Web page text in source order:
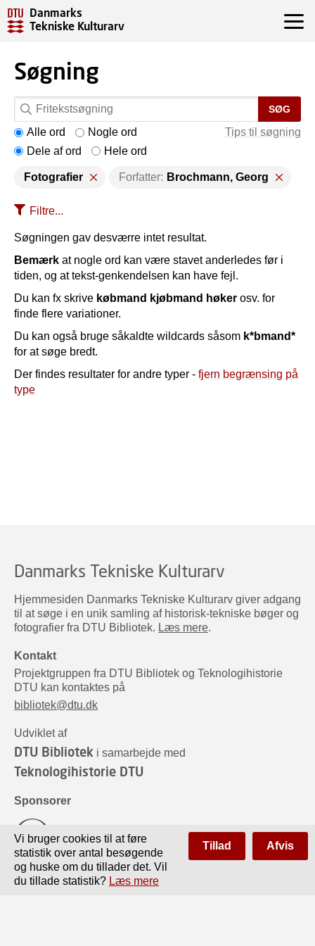
Danmarks
Tekniske Kulturarv
Søgning
SØG
Tips til søgning
Alle ord
Nogle ord
Dele af ord
Hele ord
Fotografier Forfatter: Brochmann, Georg
Filtre...
Søgningen gav desværre intet resultat.
Bemærk at nogle ord kan være stavet anderledes før i
tiden, og at tekst-genkendelsen kan have fejl.
Du kan fx skrive købmand kjøbmand høker osv. for
finde flere variationer.
Du kan også bruge såkaldte wildcards såsom k*bmand*
for at søge bredt.
Der findes resultater for andre typer - fjern begrænsing på
type
Danmarks Tekniske Kulturarv
Hjemmesiden Danmarks Tekniske Kulturarv giver adgang
til at søge i en unik samling af historisk-tekniske bøger og
fotografier fra DTU Bibliotek. Læs mere.
Kontakt
Projektgruppen fra DTU Bibliotek og Teknologihistorie
DTU kan kontaktes på
bibliotek@dtu.dk
Udviklet af
DTU Bibliotek i samarbejde med
Teknologihistorie DTU
Sponsorer
Vi bruger cookies til at føre
statistik over antal besøgende
og huske om du tillader det. Vil
du tillade statistik? Læs mere
Tillad Afvis